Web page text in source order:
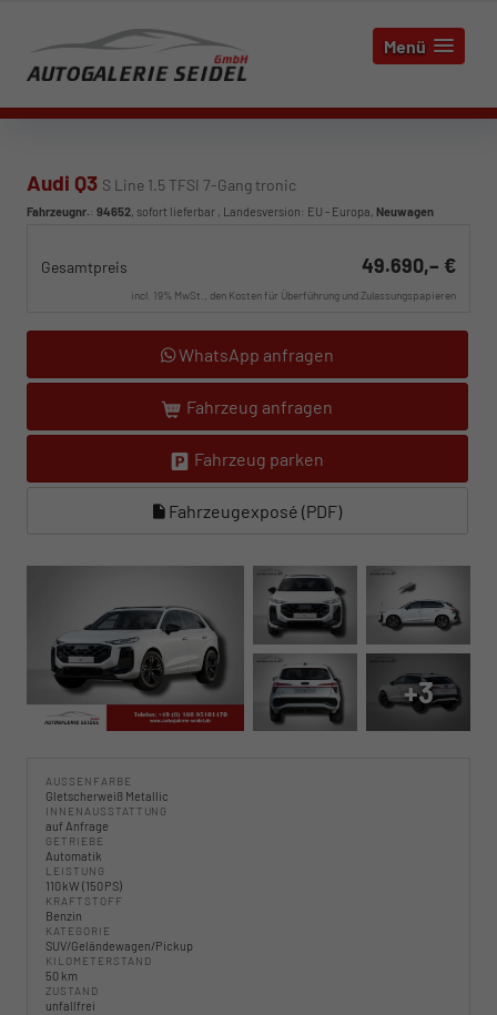
Menü
Audi Q3 S Line 1.5 TFSI 7-Gang tronic
Fahrzeugnr.: 94652, sofort lieferbar , Landesversion: EU - Europa, Neuwagen
Gesamtpreis 49.690,– €
incl. 19% MwSt., den Kosten für Überführung und Zulassungspapieren
WhatsApp anfragen
Fahrzeug anfragen
Fahrzeug parken
Fahrzeugexposé (PDF)
+3
AUSSENFARBE
Gletscherweiß Metallic
INNENAUSSTATTUNG
auf Anfrage
GETRIEBE
Automatik
LEISTUNG
110 kW (150 PS)
KRAFTSTOFF
Benzin
KATEGORIE
SUV/Geländewagen/Pickup
KILOMETERSTAND
50 km
ZUSTAND
unfallfrei